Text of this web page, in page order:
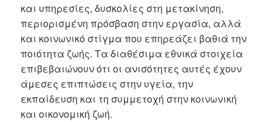
και υπηρεσίες, δυσκολίες στη μετακίνηση,
περιορισμένη πρόσβαση στην εργασία, αλλά
και κοινωνικό στίγμα που επηρεάζει βαθιά την
ποιότητα ζωής. Τα διαθέσιμα εθνικά στοιχεία
επιβεβαιώνουν ότι οι ανισότητες αυτές έχουν
άμεσες επιπτώσεις στην υγεία, την
εκπαίδευση και τη συμμετοχή στην κοινωνική
και οικονομική ζωή.